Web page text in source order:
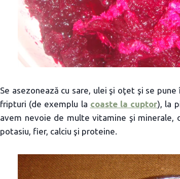
Se asezonează cu sare, ulei şi oţet şi se
fripturi (de exemplu la coaste la cuptor), la
avem nevoie de multe vitamine şi minerale,
potasiu, fier, calciu şi proteine.